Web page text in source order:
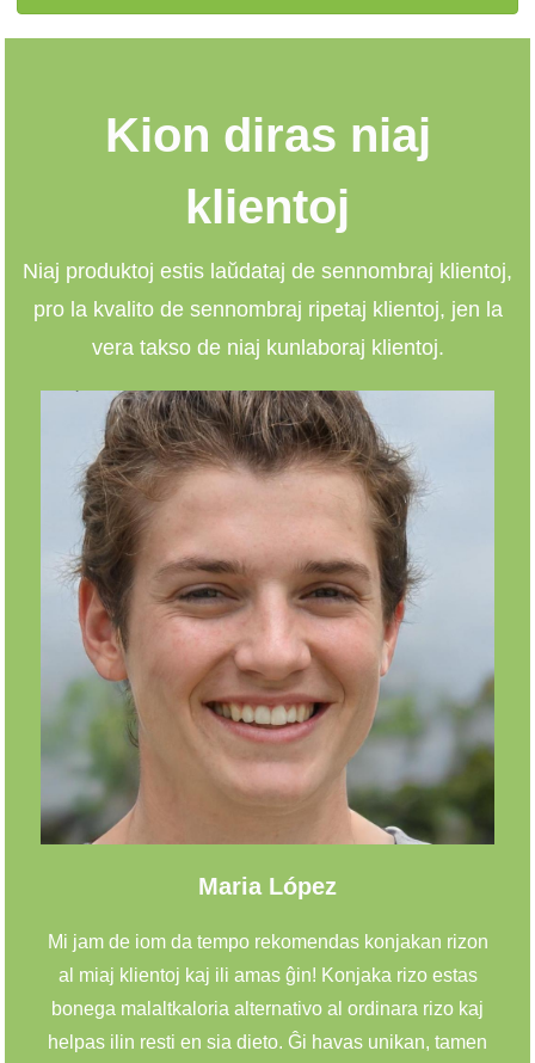
Kion diras niaj
klientoj
Niaj produktoj estis laŭdataj de sennombraj klientoj,
pro la kvalito de sennombraj ripetaj klientoj, jen la
vera takso de niaj kunlaboraj klientoj.
Maria López
Mi jam de iom da tempo rekomendas konjakan rizon
al miaj klientoj kaj ili amas ĝin! Konjaka rizo estas
bonega malaltkaloria alternativo al ordinara rizo kaj
helpas ilin resti en sia dieto. Ĝi havas unikan, tamen